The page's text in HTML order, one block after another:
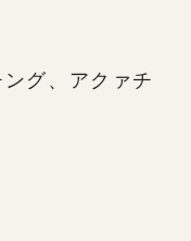
グ、アクァチ